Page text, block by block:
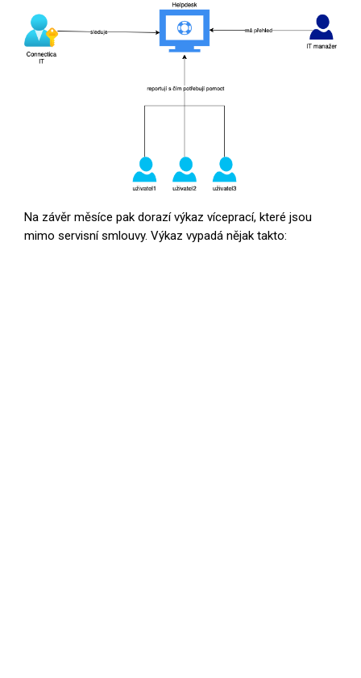
Na závěr měsíce pak dorazí výkaz víceprací, které jsou
mimo servisní smlouvy. Výkaz vypadá nějak takto: